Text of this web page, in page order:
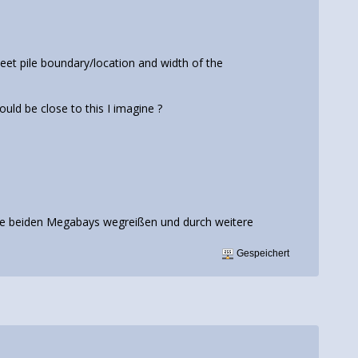
pile boundary/location and width of the
be close to this I imagine ?
beiden Megabays wegreißen und durch weitere
Gespeichert